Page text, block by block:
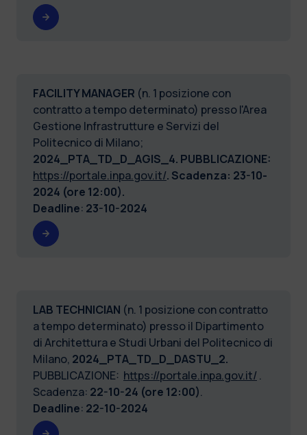
FACILITY MANAGER (n. 1 posizione con
contratto a tempo determinato) presso l'Area
Gestione Infrastrutture e Servizi del
Politecnico di Milano;
2024_PTA_TD_D_AGIS_4. PUBBLICAZIONE:
https://portale.inpa.gov.it/. Scadenza: 23-10-
2024 (ore 12:00).
Deadline: 23-10-2024
LAB TECHNICIAN (n. 1 posizione con contratto
a tempo determinato) presso il Dipartimento
di Architettura e Studi Urbani del Politecnico di
Milano, 2024_PTA_TD_D_DASTU_2.
PUBBLICAZIONE: https://portale.inpa.gov.it/ .
Scadenza: 22-10-24 (ore 12:00).
Deadline: 22-10-2024